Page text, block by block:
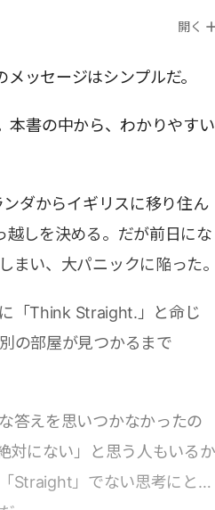
開く
ッセージはシンプルだ。
本書の中から、わかりやすい
ダからイギリスに移り住ん
しを決める。だが前日にな
まい、大パニックに陥った。
「Think Straight.」と命じ
の部屋が見つかるまで
答えを思いつかなかったの
対にない」と思う人もいるか
Straight」でない思考にとら